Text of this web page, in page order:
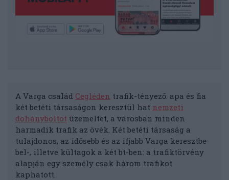
A Varga család Cegléden trafik-tényező: apa és fia
két betéti társaságon keresztül hat nemzeti
dohányboltot üzemeltet, a városban minden
harmadik trafik az övék. Két betéti társaság a
tulajdonos, az idősebb és az ifjabb Varga keresztbe
bel-, illetve kültagok a két bt-ben: a trafiktörvény
alapján egy személy csak három trafikot
kaphatott.